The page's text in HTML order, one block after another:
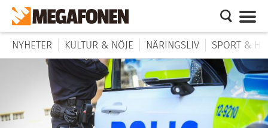
NYHETER KULTUR & NÖJE NÄRINGSLIV SPORT &